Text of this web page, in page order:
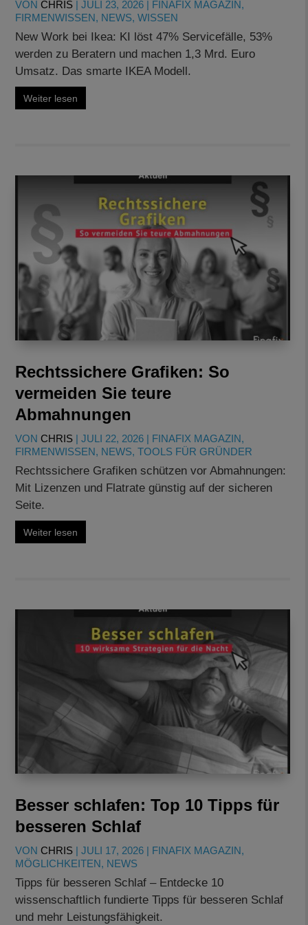
VONCHRIS |JULI 23, 2026 | FINAFIX MAGAZIN,
FIRMENWISSEN, NEWS,WISSEN
New Work bei Ikea: KI löst 47% Servicefälle, 53%
werden zu Beratern und machen 1,3 Mrd. Euro
Umsatz. Das smarte IKEA Modell.
Weiter lesen
Rechtssichere Grafiken: So
vermeiden Sie teure
Abmahnungen
VONCHRIS |JULI 22, 2026 | FINAFIX MAGAZIN,
FIRMENWISSEN, NEWS,TOOLS FÜR GRÜNDER
Rechtssichere Grafiken schützen vor Abmahnungen:
Mit Lizenzen und Flatrate günstig auf der sicheren
Seite.
Weiter lesen
Besser schlafen: Top 10 Tipps für
besseren Schlaf
VONCHRIS |JULI 17, 2026 | FINAFIX MAGAZIN,
MÖGLICHKEITEN, NEWS
Tipps für besseren Schlaf – Entdecke 10
wissenschaftlich fundierte Tipps für besseren Schlaf
und mehr Leistungsfähigkeit.